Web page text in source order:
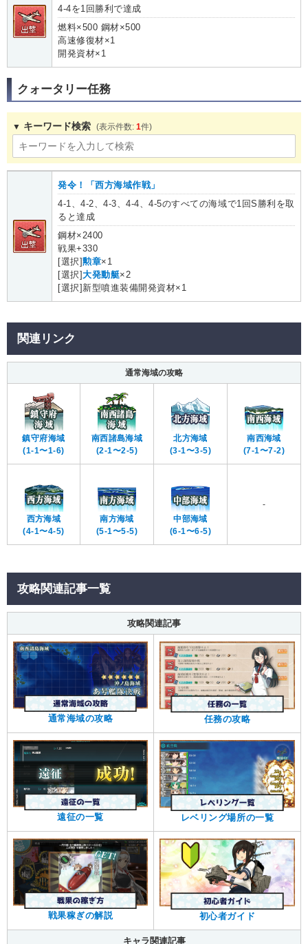
4-4を1回勝利で達成
燃料×500 鋼材×500
高速修復材×1
開発資材×1
クォータリー任務
キーワード検索 1
発令！「西方海域作戦」
4-1、4-2、4-3、4-4、4-5のすべての海域で1回S勝利を取
ると達成
鋼材×2400
戦果+330
[選択]勲章×1
[選択]大発動艇×2
[選択]新型噴進装備開発資材×1
関連リンク
通常海域の攻略
鎮守府海域
(1-1〜1-6)
南西諸島海域
(2-1〜2-5)
北方海域
(3-1〜3-5)
南西海域
(7-1〜7-2)
西方海域
(4-1〜4-5)
南方海域
(5-1〜5-5)
中部海域
(6-1〜6-5)
-
攻略関連記事一覧
攻略関連記事
通常海域の攻略 任務の攻略
遠征の一覧 レベリング場所の一覧
戦果稼ぎの解説 初心者ガイド
キャラ関連記事